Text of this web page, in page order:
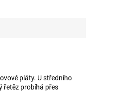
pláty. U středního
řetěz probíhá přes